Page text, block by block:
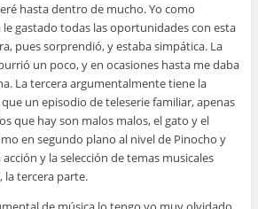
hasta dentro de mucho. Yo como
le gastado todas las oportunidades con esta
pues sorprendió, y estaba simpática. La
un poco, y en ocasiones hasta me daba
La tercera argumentalmente tiene la
un episodio de teleserie familiar, apenas
que hay son malos malos, el gato y el
en segundo plano al nivel de Pinocho y
y la selección de temas musicales
la tercera parte.